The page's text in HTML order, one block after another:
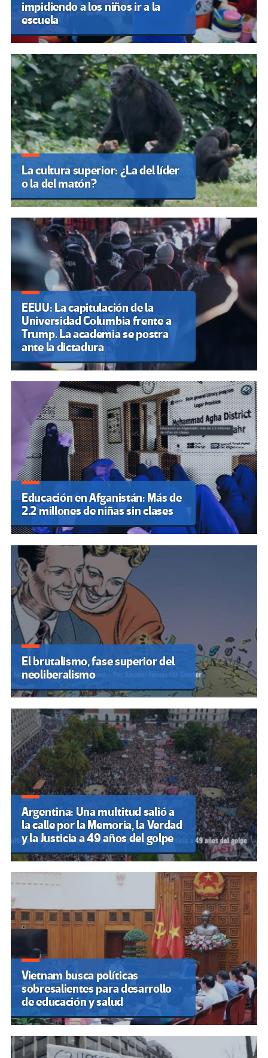
impidiendo a los niños ir a la
escuela
La cultura superior: ¿La del líder
o la del matón?
EEUU: La capitulación de la
Universidad Columbia frente a
Trump. La academia se postra
ante la dictadura
Educación en Afganistán: Más de
2.2 millones de niñas sin clases
El brutalismo, fase superior del
neoliberalismo
Argentina: Una multitud salió a
la calle por la Memoria, la Verdad
y la Justicia a 49 años del golpe
Vietnam busca políticas
sobresalientes para desarrollo
de educación y salud